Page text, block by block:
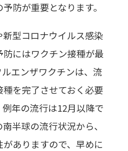
防が重要となります。
型コロナウイルス感染
にはワクチン接種が最
エンザワクチンは、流
を完了させておく必要
年の流行は12月以降で
半球の流行状況から、
ありますので、早めに